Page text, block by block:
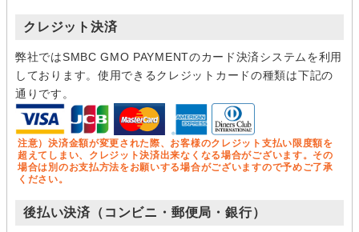
クレジット決済
弊社ではSMBC GMO PAYMENTのカード決済システムを利用
しております。使用できるクレジットカードの種類は下記の
通りです。
注意）決済金額が変更された際、お客様のクレジット支払い限度額を
超えてしまい、クレジット決済出来なくなる場合がございます。その
場合は別のお支払方法をお願いする場合がございますので予めご了承
ください。
後払い決済（コンビニ・郵便局・銀行）